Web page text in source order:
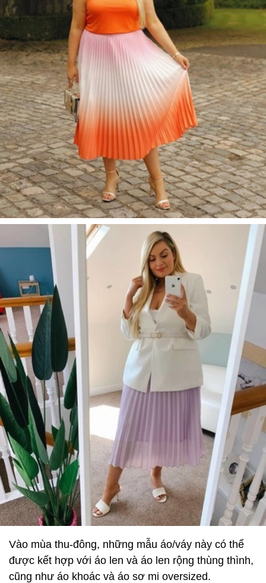
Vào mùa thu-đông, những mẫu áo/váy này có thể
được kết hợp với áo len và áo len rộng thùng thình,
cũng như áo khoác và áo sơ mi oversized.